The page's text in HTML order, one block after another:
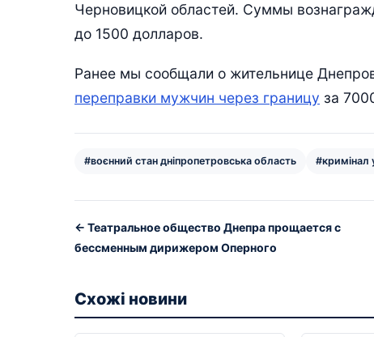
Черновицкой областей. Суммы
до 1500 долларов.
Ранее мы сообщали о жительнице
переправки мужчин через границу за
#воєнний стан дніпропетровська область #кримінал
← Театральное общество Днепра прощается с
бессменным дирижером Оперного
Схожі новини